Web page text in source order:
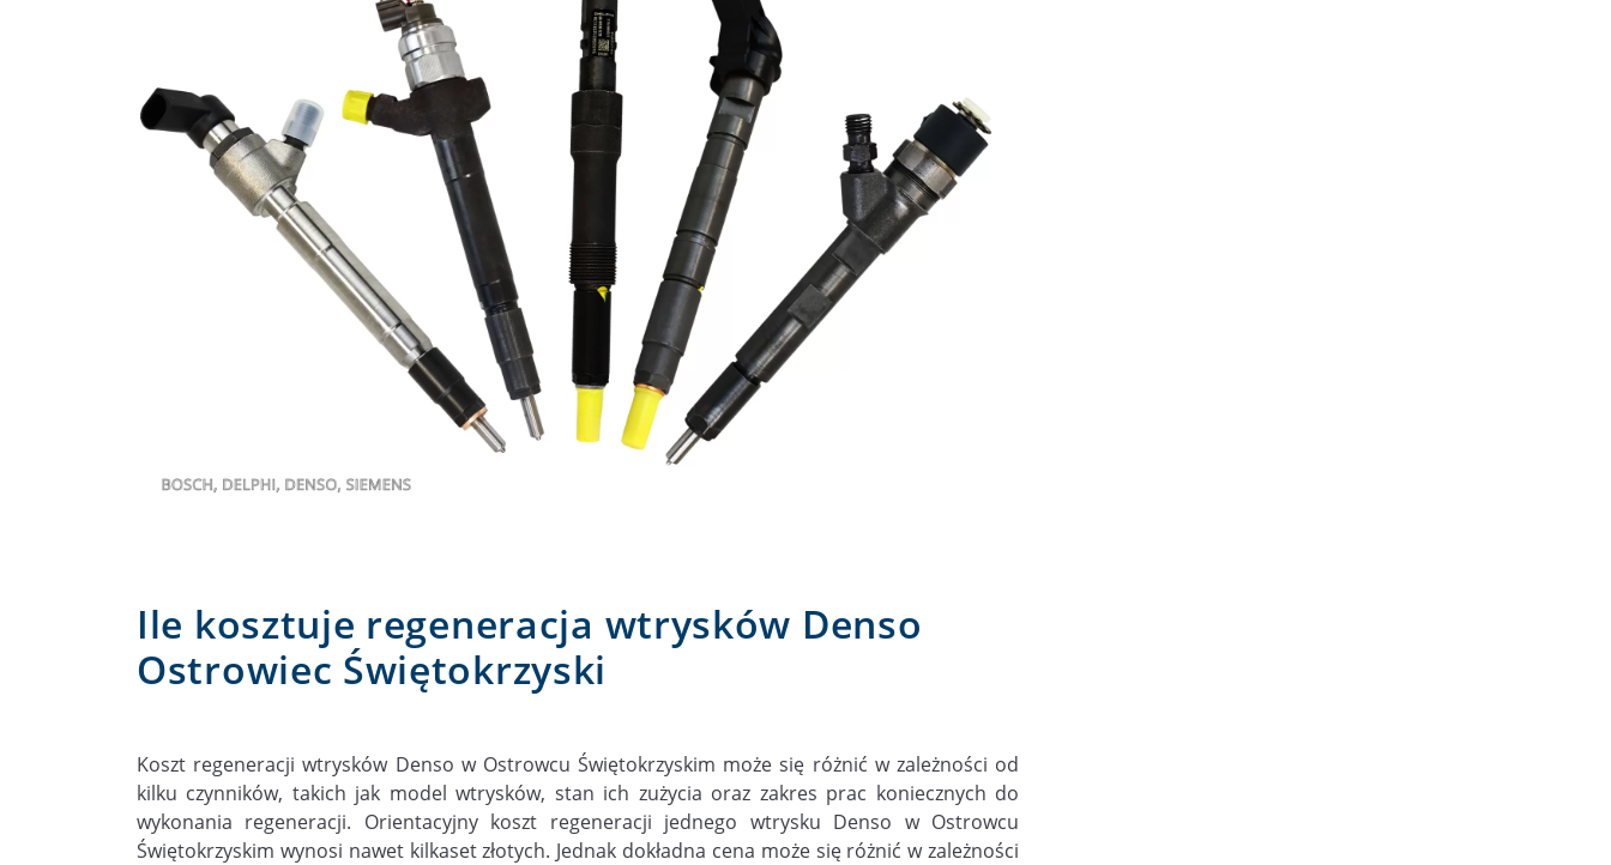
Ile kosztuje regeneracja wtrysków Denso
Ostrowiec Świętokrzyski
Koszt regeneracji wtrysków Denso w Ostrowcu Świętokrzyskim może się różnić w zależności od
kilku czynników, takich jak model wtrysków, stan ich zużycia oraz zakres prac koniecznych do
wykonania regeneracji. Orientacyjny koszt regeneracji jednego wtrysku Denso w Ostrowcu
Świętokrzyskim wynosi nawet kilkaset złotych. Jednak dokładna cena może się różnić w zależności